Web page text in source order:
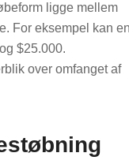
ligge mellem
For eksempel kan
$25.000.
over omfanget af